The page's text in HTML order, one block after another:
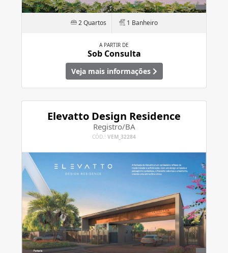
2 Quartos 1 Banheiro
A PARTIR DE
Sob Consulta
Veja mais informações
Elevatto Design Residence
Registro/BA
CÓD.: VEM_32284